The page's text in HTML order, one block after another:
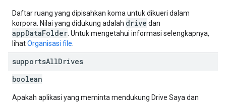
Daftar ruang yang dipisahkan koma untuk dikueri dalam
korpora. Nilai yang didukung adalah drive dan
appDataFolder . Untuk mengetahui informasi selengkapnya,
lihatOrganisasi file
supportsAllDrives
boolean
Apakah aplikasi yang meminta mendukung Drive Saya dan